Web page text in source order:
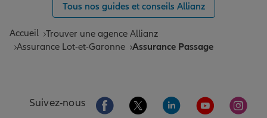
Tous nos guides et conseils Allianz
Accueil Trouver une agence Allianz
Assurance Lot-et-Garonne Assurance Passage
Suivez-nous Aller sur la page Facebook de Allianz
Aller sur la page Twitter de
Aller sur la page
Aller sur la
Aller